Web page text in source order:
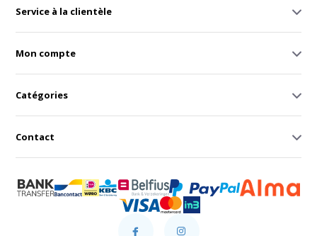
Service à la clientèle
Mon compte
Catégories
Contact